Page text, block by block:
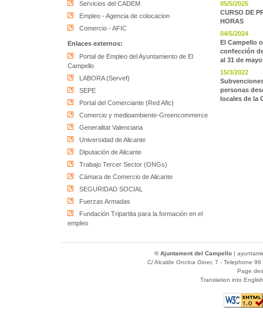
Servicios del CADEM
Empleo - Agencia de colocacion
Comercio - AFIC
Enlaces externos:
Portal de Empleo del Ayuntamiento de El
Campello
LABORA (Servef)
SEPE
Portal del Comerciante (Red Afic)
Comercio y medioambiente-Greencommerce
Generalitat Valenciana
Universidad de Alicante
Diputación de Alicante
Trabajo Tercer Sector (ONGs)
Cámara de Comercio de Alicante
SEGURIDAD SOCIAL
Fuerzas Armadas
Fundación Tripartita para la formación en el
empleo
05/5/2025
CURSO DE
HORAS
04/5/2024
El Campello
confección
al 31 de mayo
15/3/2022
personas
locales de la
© Ajuntament del Campello |
C/ Alcalde Oncina Giner, 7 - Telephone
Page
Translation into